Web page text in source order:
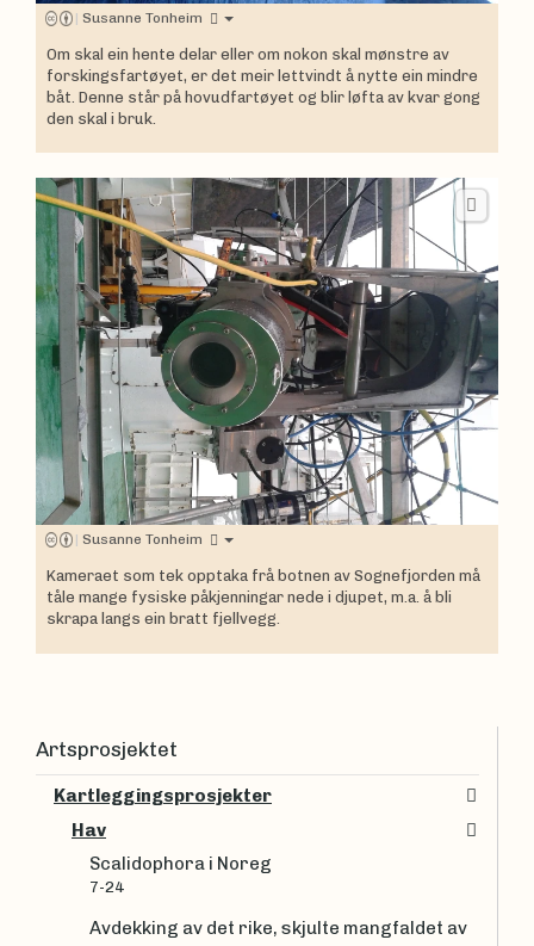
| Susanne Tonheim
Om skal ein hente delar eller om nokon skal mønstre av
forskingsfartøyet, er det meir lettvindt å nytte ein mindre
båt. Denne står på hovudfartøyet og blir løfta av kvar gong
den skal i bruk.
| Susanne Tonheim
Kameraet som tek opptaka frå botnen av Sognefjorden må
tåle mange fysiske påkjenningar nede i djupet, m.a. å bli
skrapa langs ein bratt fjellvegg.
Artsprosjektet
Kartleggingsprosjekter
Hav
Scalidophora i Noreg
7-24
Avdekking av det rike, skjulte mangfaldet av